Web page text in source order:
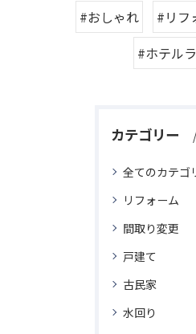
#おしゃれ #リフ
#ホテル
カテゴリー
全てのカテゴ
リフォーム
間取り変更
戸建て
古民家
水回り